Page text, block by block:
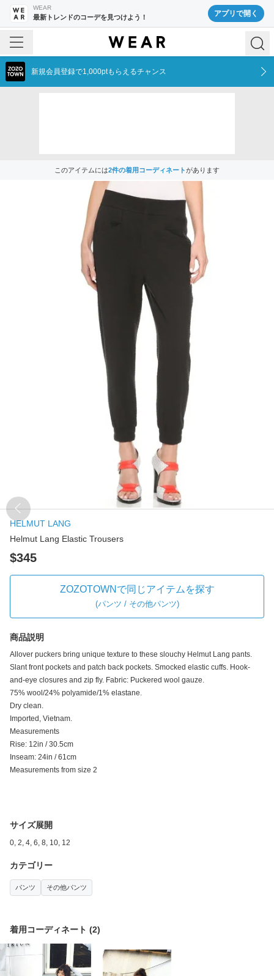
WEAR
最新トレンドのコーデを見つけよう！ アプリで開く
新規会員登録で1,000ptもらえるチャンス
このアイテムには2件の着用コーディネートがあります
HELMUT LANG
Helmut Lang Elastic Trousers
$345
ZOZOTOWNで同じアイテムを探す
(パンツ / その他パンツ)
商品説明
Allover puckers bring unique texture to these slouchy Helmut Lang pants.
Slant front pockets and patch back pockets. Smocked elastic cuffs. Hook-
and-eye closures and zip fly. Fabric: Puckered wool gauze.
75% wool/24% polyamide/1% elastane.
Dry clean.
Imported, Vietnam.
Measurements
Rise: 12in / 30.5cm
Inseam: 24in / 61cm
Measurements from size 2
サイズ展開
0, 2, 4, 6, 8, 10, 12
カテゴリー
パンツ その他パンツ
着用コーディネート (2)